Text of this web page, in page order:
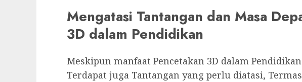
Mengatasi Tantangan dan Masa
3D dalam Pendidikan
Meskipun manfaat Pencetakan 3D dalam
Terdapat juga Tantangan yang perlu diatasi,